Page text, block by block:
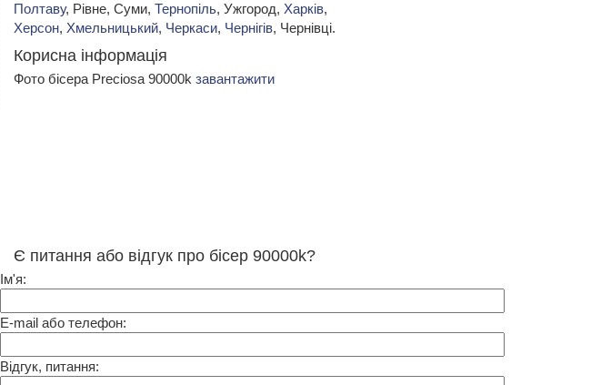
Полтаву, Рівне, Суми, Тернопіль, Ужгород, Харків,
Херсон, Хмельницький, Черкаси, Чернігів, Чернівці.
Корисна інформація
Фото бісера Preciosa 90000k завантажити
Є питання або відгук про бісер 90000k?
Ім'я:
E-mail або телефон:
Відгук, питання: